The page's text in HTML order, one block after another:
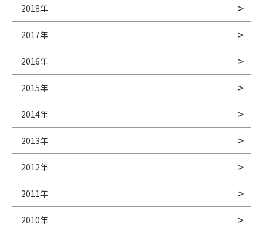
2018年
2017年
2016年
2015年
2014年
2013年
2012年
2011年
2010年